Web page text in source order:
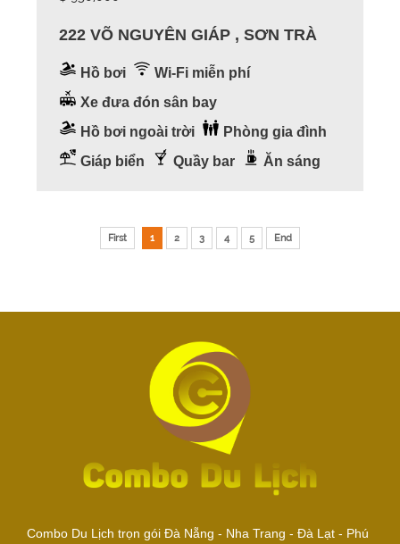
222 VÕ NGUYÊN GIÁP , SƠN TRÀ
Hồ bơi
Wi-Fi miễn phí
Xe đưa đón sân bay
Hồ bơi ngoài trời
Phòng gia đình
Giáp biển
Quầy bar Ăn sáng
First 1 2 3 4 5 End
Combo Du Lịch trọn gói Đà Nẵng - Nha Trang - Đà Lạt - Phú